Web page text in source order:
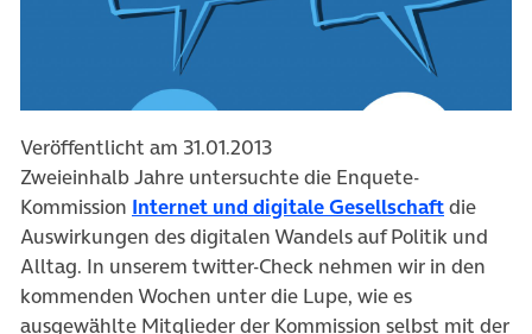
Veröffentlicht am 31.01.2013
Zweieinhalb Jahre untersuchte die Enquete-
Kommission Internet und digitale Gesellschaftdie
Auswirkungen des digitalen Wandels auf Politik und
Alltag. In unserem twitter-Check nehmen wir in den
kommenden Wochen unter die Lupe, wie es
ausgewählte Mitglieder der Kommission selbst mit der